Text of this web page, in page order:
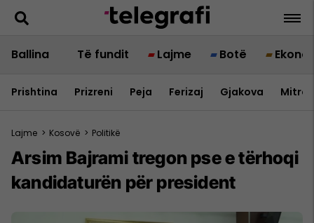
Ballina Të fundit Lajme Botë
Prishtina Prizreni Peja Ferizaj Gjakova
Lajme > Kosovë > Politikë
​Arsim Bajrami tregon pse e tërhoqi
kandidaturën për president